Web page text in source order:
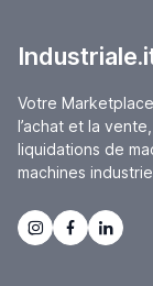
Votre
l’achat et la
liquidations de
machines